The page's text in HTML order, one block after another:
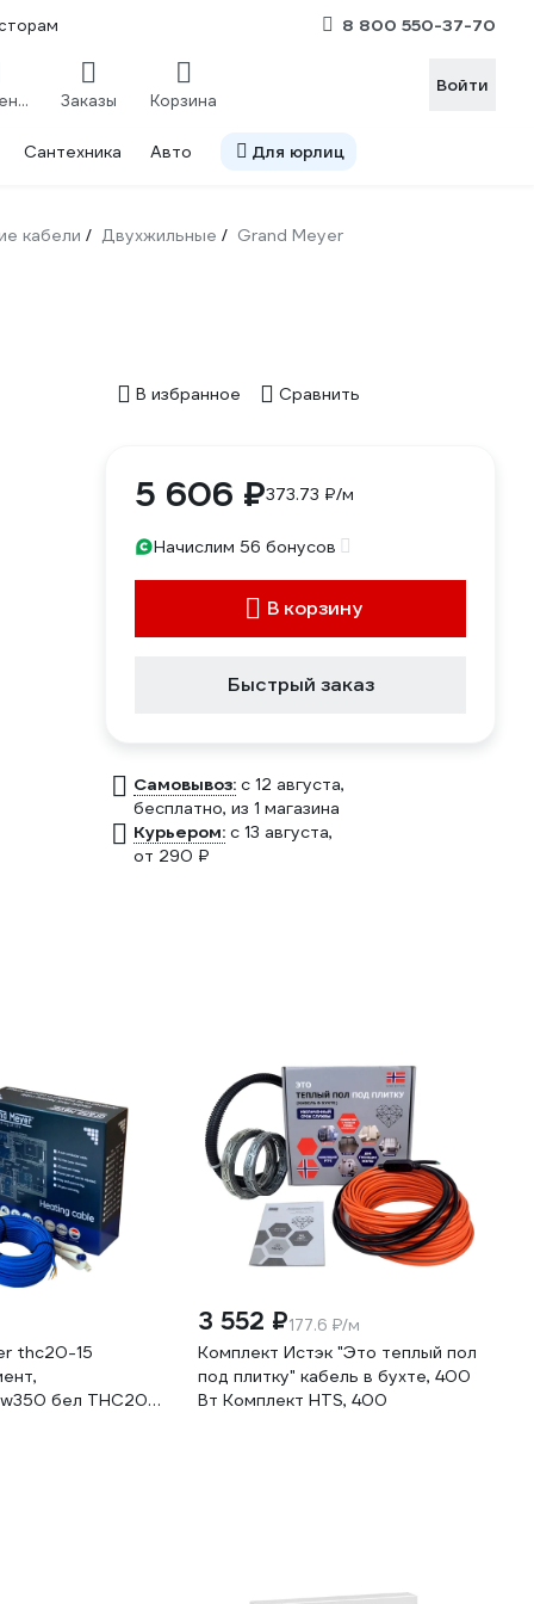
8 800 550-37-70
Сравнение Заказы Корзина
Войти
Сантехника Авто Для юрлиц
кабели / Двухжильные / Grand Meyer
В избранное Сравнить
5 606 ₽373.73 ₽/м
Начислим 56 бонусов
В корзину
Быстрый заказ
Самовывоз: c 12 августа,
бесплатно, из 1 магазина
Курьером: c 13 августа,
от 290 ₽
thc20-15
бел THC20-
3 552 ₽177.6 ₽/м
Комплект Истэк "Это теплый пол
под плитку" кабель в бухте, 400
Вт Комплект HTS, 400